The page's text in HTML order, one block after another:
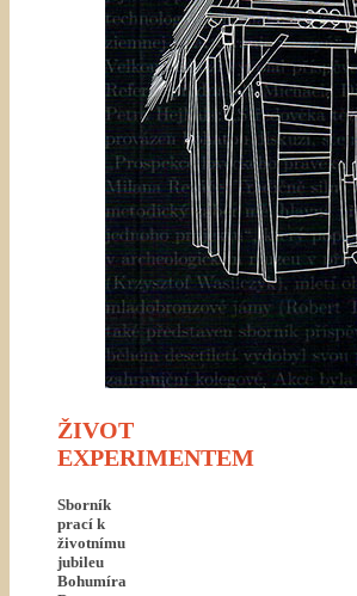
ŽIVOT
EXPERIMENTEM
Sborník
prací k
životnímu
jubileu
Bohumíra